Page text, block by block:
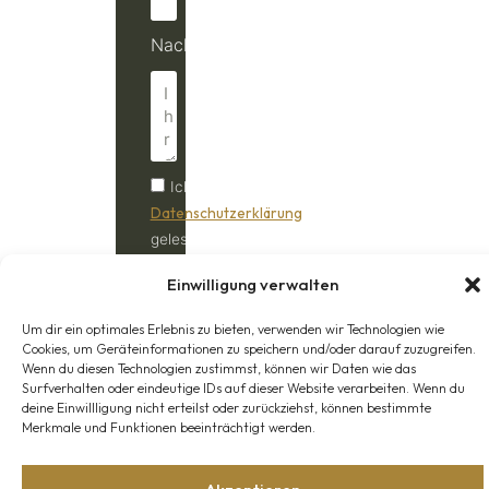
Einwilligung verwalten
Um dir ein optimales Erlebnis zu bieten, verwenden wir Technologien wie
Cookies, um Geräteinformationen zu speichern und/oder darauf zuzugreifen.
Wenn du diesen Technologien zustimmst, können wir Daten wie das
Surfverhalten oder eindeutige IDs auf dieser Website verarbeiten. Wenn du
deine Einwillligung nicht erteilst oder zurückziehst, können bestimmte
Merkmale und Funktionen beeinträchtigt werden.
Nachricht
Ich habe die
Datenschutzerklärung
gelesen und stimme
meiner Daten zu.
Anfrage
absenden